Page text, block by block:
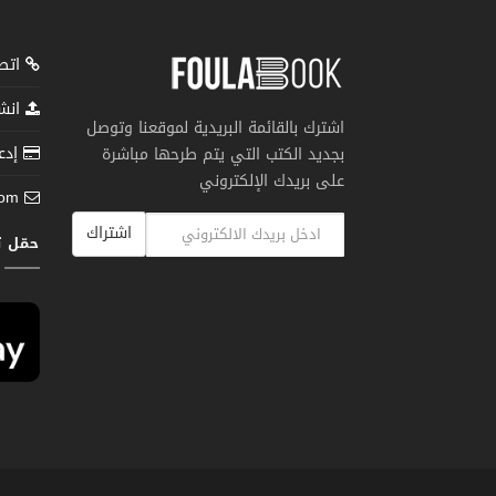
اشترك بالقائمة البريدية لموقعنا وتوصل
بجديد الكتب التي يتم طرحها مباشرة
على بريدك الإلكتروني
اشتراك
حمّل